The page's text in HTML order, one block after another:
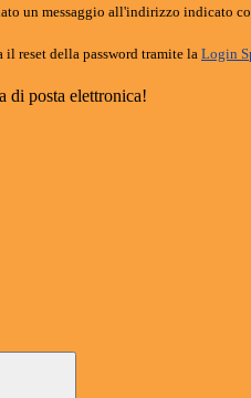
un messaggio all'indirizzo indicato
il reset della password tramite la Login
di posta elettronica!